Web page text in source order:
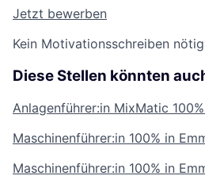
Jetzt bewerben
Kein Motivationsschreiben nötig
Diese Stellen könnten
Anlagenführer:in MixMatic
Maschinenführer:in 100% in
Maschinenführer:in 100% in